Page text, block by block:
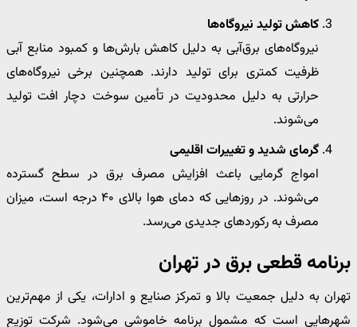
کاهش تولید نیروگاه‌ها
نیروگاه‌های برق‌آبی به دلیل کاهش بارش‌ها و کمبود منابع آبی
ظرفیت کمتری برای تولید دارند. همچنین برخی نیروگاه‌های
حرارتی به دلیل محدودیت در تأمین سوخت دچار افت تولید
می‌شوند.
گرمای شدید و تغییرات اقلیمی
امواج گرمایی باعث افزایش مصرف برق در سطح گسترده
می‌شوند. در روزهایی که دمای هوا بالای ۴۰ درجه است، میزان
مصرف به رکوردهای جدیدی می‌رسد.
برنامه قطعی برق در تهران
تهران به دلیل جمعیت بالا و تمرکز صنایع و ادارات، یکی از مهم‌ترین
شهرهایی است که مشمول برنامه خاموشی می‌شود. شرکت توزیع